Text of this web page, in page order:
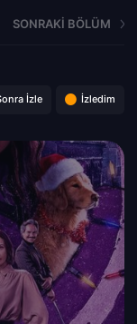
SONRAKI BÖLÜM
İzle İzledim